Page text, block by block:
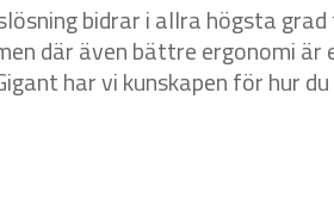
bidrar i allra högsta
där även bättre ergonomi
har vi kunskapen för hur